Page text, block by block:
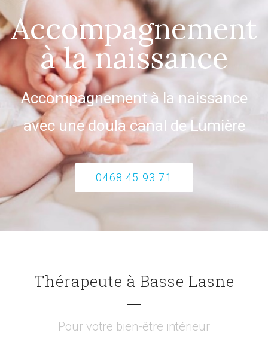
Accompagnement
à la naissance
Accompagnement à la naissance
avec une doula canal de Lumière
0468 45 93 71
Thérapeute à Basse Lasne
Pour votre bien-être intérieur